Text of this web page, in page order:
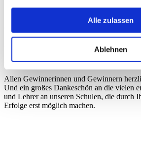
Alle zulassen
Ablehnen
Bienenstock“ von Jan Altenburg, Schüler
Brüggen. Er ist mit dieser tollen Idee
Süchteln , die Janusz-Koczak-Realschule
Gymnasium.
Allen Gewinnerinnen und Gewinnern
Und ein großes Dankeschön an die vielen
und Lehrer an unseren Schulen, die durch
Erfolge erst möglich machen.